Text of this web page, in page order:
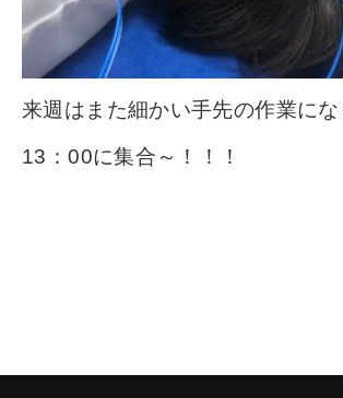
来週はまた細かい手先の作業に
13：00に集合～！！！